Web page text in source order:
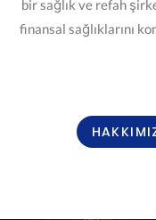
bir sağlık ve refah
finansal sağlıklarını